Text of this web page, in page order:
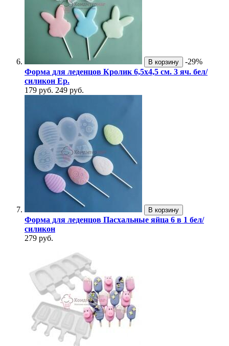
В корзину
-29%
Форма для леденцов Кролик 6,5х4,5 см. 3 яч. бел/
силикон Ер.
179 руб. 249 руб.
В корзину
Форма для леденцов Пасхальные яйца 6 в 1 бел/
силикон
279 руб.